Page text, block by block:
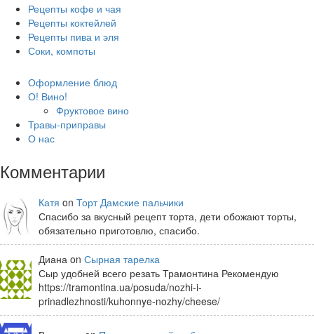
Рецепты кофе и чая
Рецепты коктейлей
Рецепты пива и эля
Соки, компоты
Оформление блюд
О! Вино!
Фруктовое вино
Травы-приправы
О нас
Комментарии
Катя on Торт Дамские пальчики
Спасибо за вкусный рецепт торта, дети обожают торты,
обязательно приготовлю, спасибо.
Диана on Сырная тарелка
Сыр удобней всего резать Трамонтина Рекомендую
https://tramontina.ua/posuda/nozhi-i-
prinadlezhnosti/kuhonnye-nozhy/cheese/